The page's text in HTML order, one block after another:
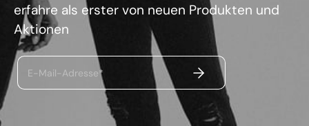
erfahre als erster von neuen Produkten und
Aktionen
E-Mail-Adresse* ABSENDEN